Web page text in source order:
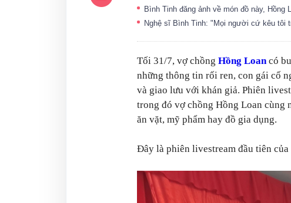
Bình Tinh đăng ảnh về món đồ này, Hồng
Nghệ sĩ Bình Tinh: "Mọi người cứ kêu tôi
Tối 31/7, vợ chồng Hồng Loancó
những thông tin rối ren, con gái cố
và giao lưu với khán giả. Phiên
trong đó vợ chồng Hồng Loan cùng
ăn vặt, mỹ phẩm hay đồ gia dụng.
Đây là phiên livestream đầu tiên